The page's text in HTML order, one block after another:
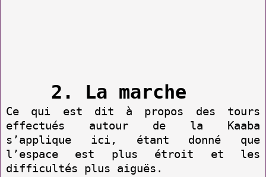
2. La marche
Ce qui est dit à propos des tours
effectués autour de la Kaaba
s’applique ici, étant donné que
l’espace est plus étroit et les
difficultés plus aiguës.